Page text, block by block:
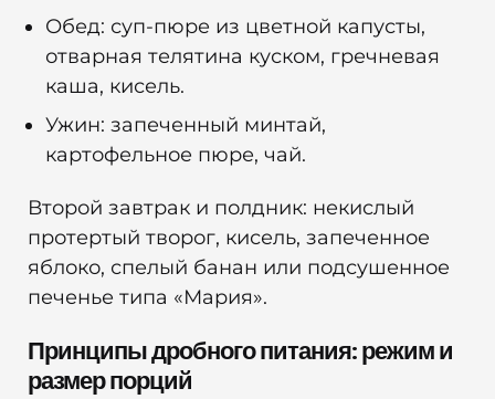
Обед: суп-пюре из цветной капусты,
отварная телятина куском, гречневая
каша, кисель.
Ужин: запеченный минтай,
картофельное пюре, чай.
Второй завтрак и полдник: некислый
протертый творог, кисель, запеченное
яблоко, спелый банан или подсушенное
печенье типа «Мария».
Принципы дробного питания: режим и
размер порций